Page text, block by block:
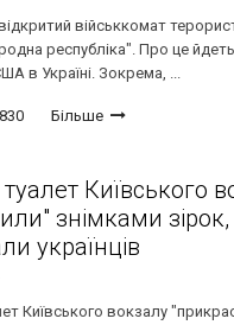
військкомат
республіка". Про це
в Україні. Зокрема, ...
Більше
Київського
знімками зірок,
українців
Київського вокзалу